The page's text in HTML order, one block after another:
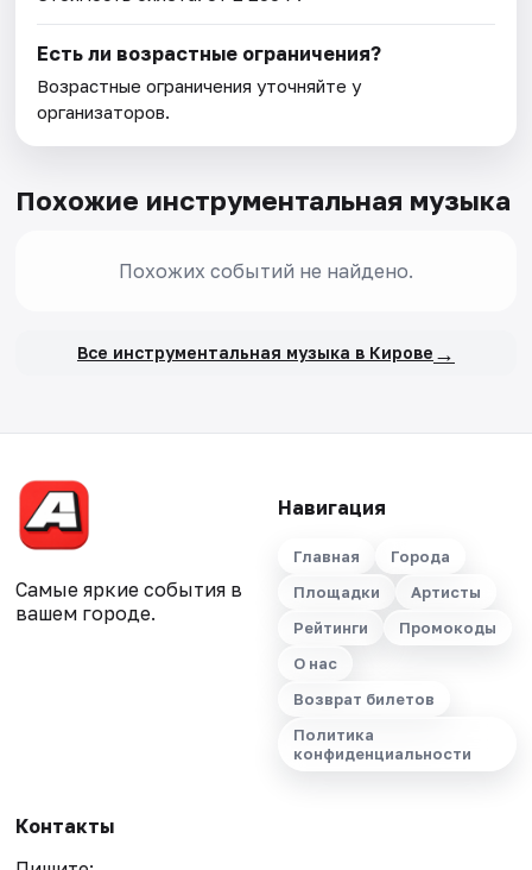
Есть ли возрастные ограничения?
Возрастные ограничения уточняйте у
организаторов.
Похожие инструментальная музыка
Похожих событий не найдено.
Все инструментальная музыка в Кирове →
Самые яркие события в
вашем городе.
Навигация
Главная
Города
Площадки
Артисты
Рейтинги
Промокоды
О нас
Возврат билетов
Политика
конфиденциальности
Контакты